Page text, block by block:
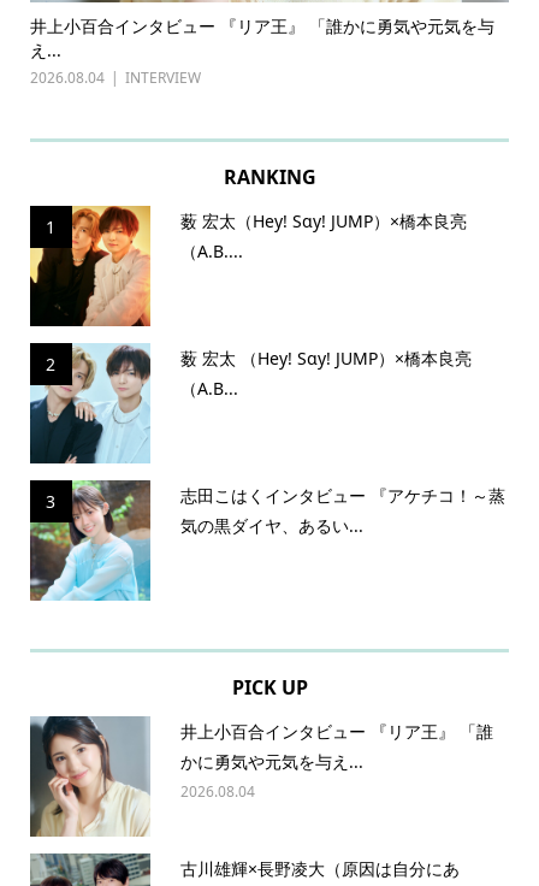
古川雄輝×長野凌大（原因は自分にある。）インタビュー
『普通...
2026.07.27 INTERVIEW
RANKING
1
薮 宏太（Hey! Sɑy! JUMP）×橋本良亮
（A.B....
2
薮 宏太 （Hey! Sɑy! JUMP）×橋本良亮
（A.B...
3
志田こはくインタビュー 『アケチコ！～蒸
気の黒ダイヤ、あるい...
PICK UP
井上小百合インタビュー 『リア王』 「誰
かに勇気や元気を与え...
2026.08.04
古川雄輝×長野凌大（原因は自分にあ